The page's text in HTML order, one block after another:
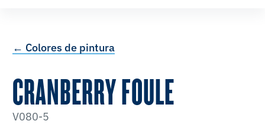
← Colores de pintura
CRANBERRY FOULE
V080-5